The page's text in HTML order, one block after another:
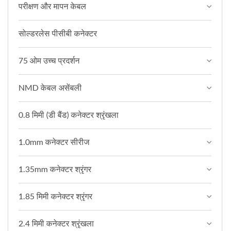
परीक्षण और मापन केबल
सोल्डरलेस पीसीबी कनेक्टर
75 ओम उच्च प्रदर्शन
NMD केबल असेंबली
0.8 मिमी (डी बैंड) कनेक्टर श्रृंखला
1.0mm कनेक्टर सीरीज
1.35mm कनेक्टर श्रृंगर
1.85 मिमी कनेक्टर श्रृंगर
2.4 मिमी कनेक्टर श्रृंखला